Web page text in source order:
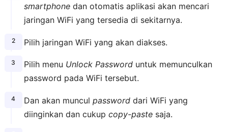
smartphonedan otomatis aplikasi akan mencari
jaringan WiFi yang tersedia di sekitarnya.
Pilih jaringan WiFi yang akan diakses.
Pilih menu Unlock Passworduntuk memunculkan
password pada WiFi tersebut.
Dan akan muncul passworddari WiFi yang
diinginkan dan cukup copy-pastesaja.